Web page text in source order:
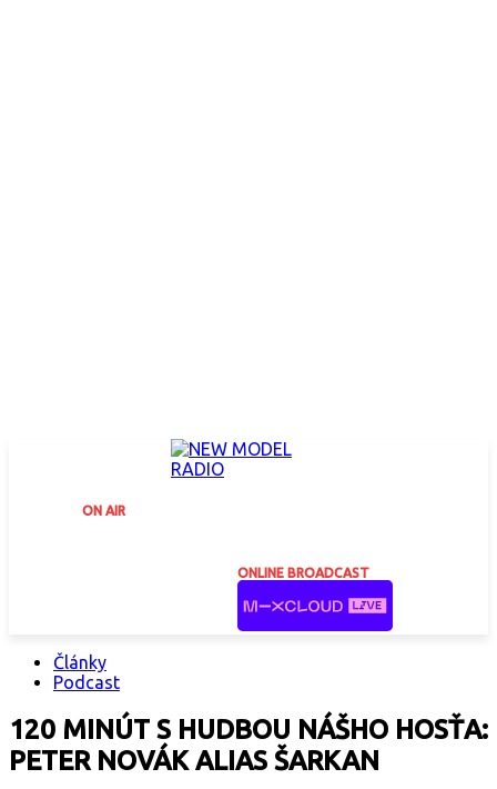
ON AIR
ONLINE BROADCAST
Články
Podcast
120 MINÚT S HUDBOU NÁŠHO HOSŤA:
PETER NOVÁK ALIAS ŠARKAN